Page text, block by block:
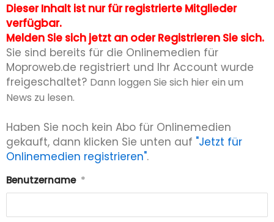
Dieser Inhalt ist nur für registrierte Mitglieder
verfügbar.
Melden Sie sich jetzt an oder Registrieren Sie sich.
Sie sind bereits für die Onlinemedien für
Moproweb.de registriert und Ihr Account wurde
freigeschaltet? Dann loggen Sie sich hier ein um
News zu lesen.
Haben Sie noch kein Abo für Onlinemedien
gekauft, dann klicken Sie unten auf "Jetzt für
Onlinemedien registrieren".
Benutzername *